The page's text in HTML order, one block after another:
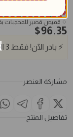
♢ قميص محجبات مقلم
♢ مزين بتطريز يدوي فاخر
♢ قميص قصير للمحجبات
96.35
$
⚡ بادر الآن! فقط 3
مشاركة العنصر
تفاصيل المنتج